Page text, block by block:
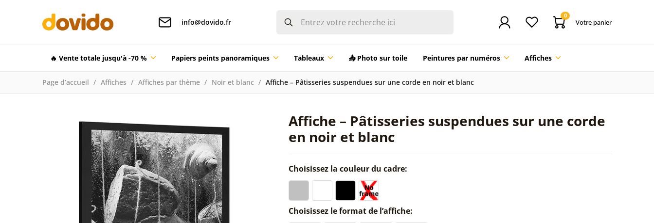
info@dovido.fr
0
Votre panier
🔥 Vente totale jusqu'à -70 % Papiers peints panoramiques Tableaux 📤 Photo sur toile Peintures par numéros Affiches
Page d’accueil Affiches Affiches par thème Noir et blanc Affiche – Pâtisseries suspendues sur une corde en noir et blanc
Affiche – Pâtisseries suspendues sur une corde
en noir et blanc
Choisissez la couleur du cadre:
Choisissez le format de l’affiche: